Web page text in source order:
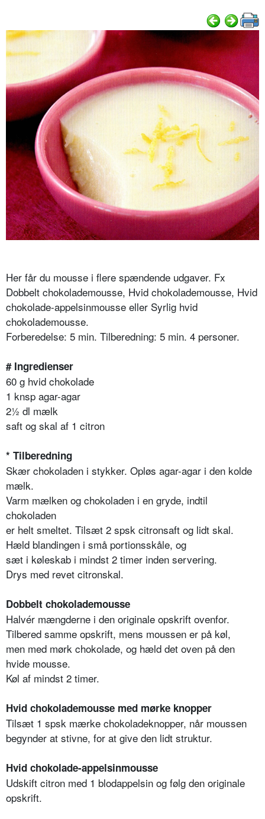
Her får du mousse i flere spændende udgaver. Fx
Dobbelt chokolademousse, Hvid chokolademousse, Hvid
chokolade-appelsinmousse eller Syrlig hvid
chokolademousse.
Forberedelse: 5 min. Tilberedning: 5 min. 4 personer.
# Ingredienser
60 g hvid chokolade
1 knsp agar-agar
2½ dl mælk
saft og skal af 1 citron
* Tilberedning
Skær chokoladen i stykker. Opløs agar-agar i den kolde
mælk.
Varm mælken og chokoladen i en gryde, indtil
chokoladen
er helt smeltet. Tilsæt 2 spsk citronsaft og lidt skal.
Hæld blandingen i små portionsskåle, og
sæt i køleskab i mindst 2 timer inden servering.
Drys med revet citronskal.
Dobbelt chokolademousse
Halvér mængderne i den originale opskrift ovenfor.
Tilbered samme opskrift, mens moussen er på køl,
men med mørk chokolade, og hæld det oven på den
hvide mousse.
Køl af mindst 2 timer.
Hvid chokolademousse med mørke knopper
Tilsæt 1 spsk mærke chokoladeknopper, når moussen
begynder at stivne, for at give den lidt struktur.
Hvid chokolade-appelsinmousse
Udskift citron med 1 blodappelsin og følg den originale
opskrift.